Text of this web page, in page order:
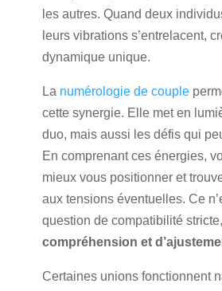
les autres. Quand deux
leurs vibrations s’entrelacent,
dynamique unique.
La numérologie de couple
cette synergie. Elle met en
duo, mais aussi les défis qui
En comprenant ces énergies,
mieux vous positionner et
aux tensions éventuelles. Ce
question de compatibilité
compréhension et
Certaines unions fonctionnent